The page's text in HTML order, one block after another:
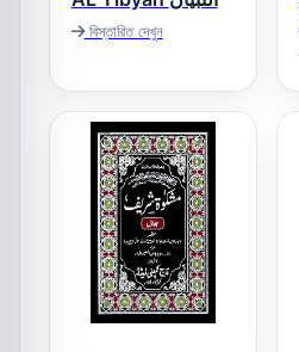
বিস্তারিত দেখুন